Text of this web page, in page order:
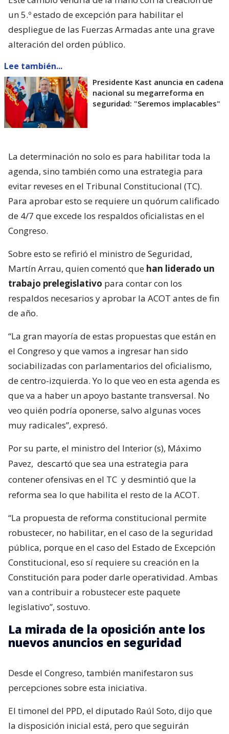
un 5.º estado de excepción para habilitar el
despliegue de las Fuerzas Armadas ante una grave
alteración del orden público.
Lee también...
Presidente Kast anuncia en cadena
nacional su megarreforma en
seguridad: "Seremos implacables"
La determinación no solo es para habilitar toda la
agenda, sino también como una estrategia para
evitar reveses en el Tribunal Constitucional (TC).
Para aprobar esto se requiere un quórum calificado
de 4/7 que excede los respaldos oficialistas en el
Congreso.
Sobre esto se refirió el ministro de Seguridad,
Martín Arrau, quien comentó que han liderado un
trabajo prelegislativo para contar con los
respaldos necesarios y aprobar la ACOT antes de fin
de año.
“La gran mayoría de estas propuestas que están en
el Congreso y que vamos a ingresar han sido
sociabilizadas con parlamentarios del oficialismo,
de centro-izquierda. Yo lo que veo en esta agenda es
que va a haber un apoyo bastante transversal. No
veo quién podría oponerse, salvo algunas voces
muy radicales”, expresó.
Por su parte, el ministro del Interior (s), Máximo
Pavez, descartó que sea una estrategia para
contener ofensivas en el TC y desmintió que la
reforma sea lo que habilita el resto de la ACOT.
“La propuesta de reforma constitucional permite
robustecer, no habilitar, en el caso de la seguridad
pública, porque en el caso del Estado de Excepción
Constitucional, eso sí requiere su creación en la
Constitución para poder darle operatividad. Ambas
van a contribuir a robustecer este paquete
legislativo”, sostuvo.
La mirada de la oposición ante los
nuevos anuncios en seguridad
Desde el Congreso, también manifestaron sus
percepciones sobre esta iniciativa.
El timonel del PPD, el diputado Raúl Soto, dijo que
la disposición inicial está, pero que seguirán